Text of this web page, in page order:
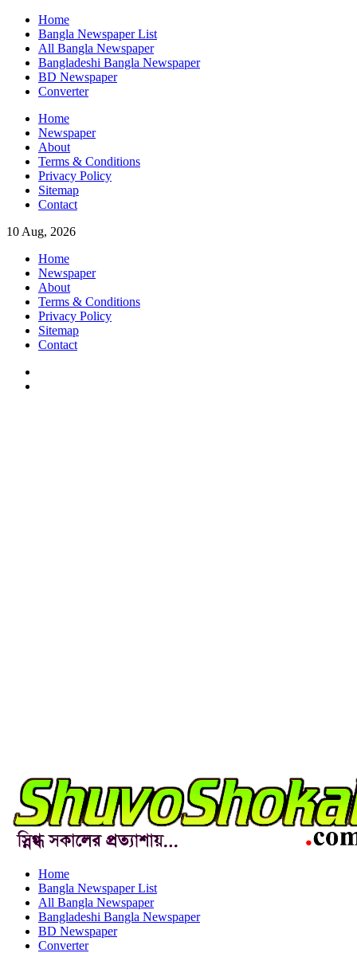
Skip
content
Home
Bangla Newspaper List
All Bangla Newspaper
Bangladeshi Bangla Newspaper
BD Newspaper
Converter
Home
Newspaper
About
Terms & Conditions
Privacy Policy
Sitemap
Contact
10 Aug, 2026
Home
Newspaper
About
Terms & Conditions
Privacy Policy
Sitemap
Contact
Home
Bangla Newspaper List
All Bangla Newspaper
Bangladeshi Bangla Newspaper
BD Newspaper
Converter